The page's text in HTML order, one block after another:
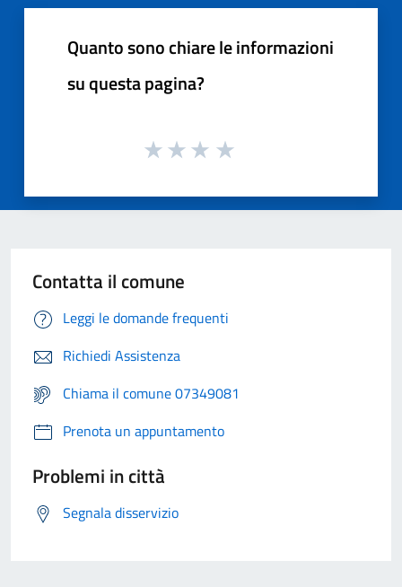
Quanto sono chiare le informazioni
su questa pagina?
Contatta il comune
Leggi le domande frequenti
Richiedi Assistenza
Chiama il comune 07349081
Prenota un appuntamento
Problemi in città
Segnala disservizio